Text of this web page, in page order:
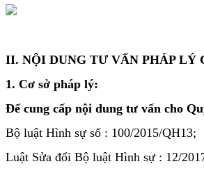
II. NỘI DUNG TƯ VẤN PHÁP LÝ
1. Cơ sở pháp lý:
Để cung cấp nội dung tư vấn cho
Bộ luật Hình sự số : 100/2015/QH13;
Luật Sửa đổi Bộ luật Hình sự : 12/